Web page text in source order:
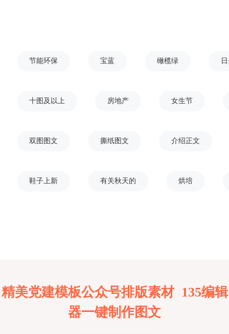
节能环保 宝蓝 橄榄绿
十图及以上 房地产 女生节
双图图文 撕纸图文 介绍正文
鞋子上新 有关秋天的 烘培
精美党建模板公众号排版素材 135编辑
器一键制作图文